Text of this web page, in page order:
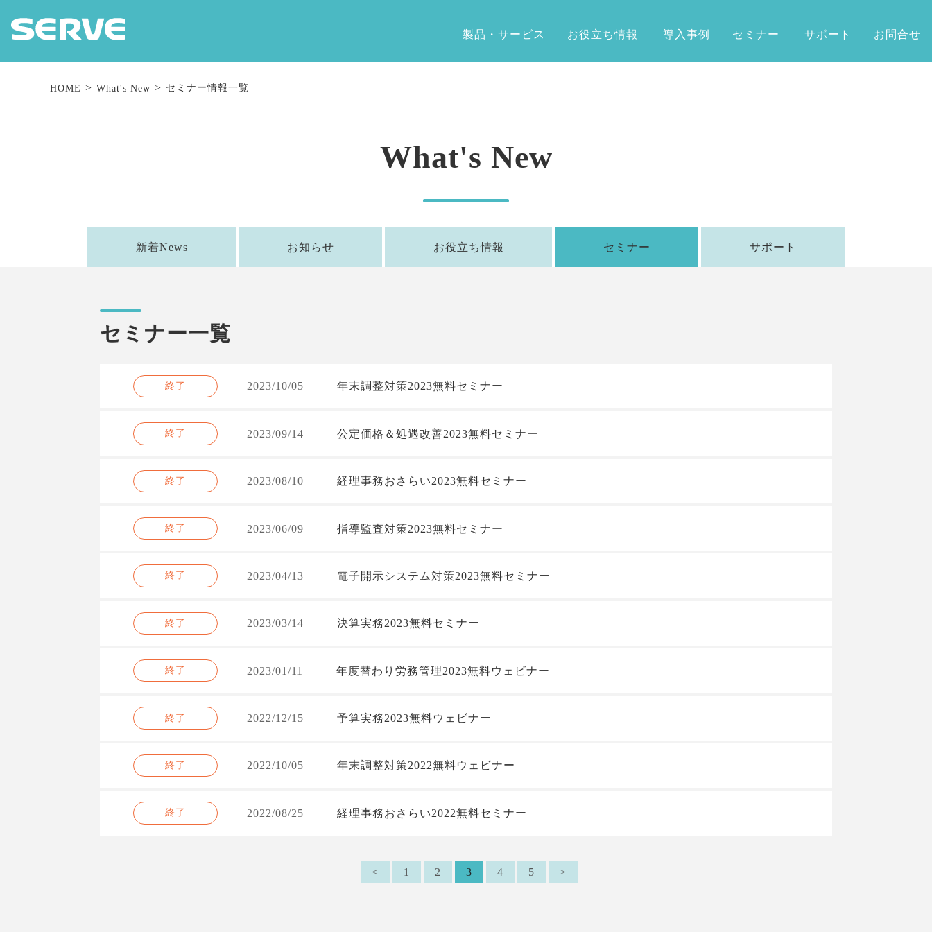
製品・サービス お役立ち情報 導入事例 セミナー サポート お問合せ
HOME What's New セミナー情報一覧
What's New
新着News お知らせ お役立ち情報 セミナー サポート
セミナー一覧
終了 2023/10/05 年末調整対策2023無料セミナー
終了 2023/09/14 公定価格＆処遇改善2023無料セミナー
終了 2023/08/10 経理事務おさらい2023無料セミナー
終了 2023/06/09 指導監査対策2023無料セミナー
終了 2023/04/13 電子開示システム対策2023無料セミナー
終了 2023/03/14 決算実務2023無料セミナー
終了 2023/01/11 年度替わり労務管理2023無料ウェビナー
終了 2022/12/15 予算実務2023無料ウェビナー
終了 2022/10/05 年末調整対策2022無料ウェビナー
終了 2022/08/25 経理事務おさらい2022無料セミナー
< 1 2 3 4 5 >